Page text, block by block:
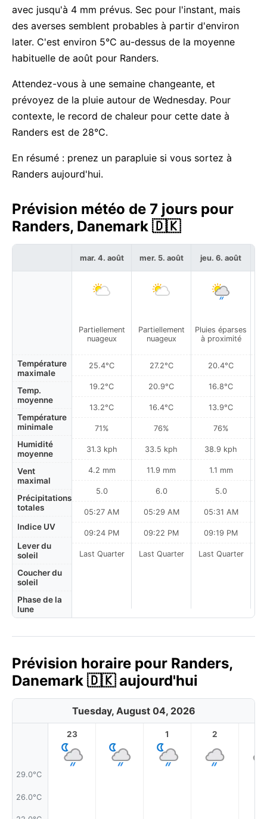
avec jusqu'à 4 mm prévus. Sec pour l'instant, mais
des averses semblent probables à partir d'environ
later. C'est environ 5°C au-dessus de la moyenne
habituelle de août pour Randers.
Attendez-vous à une semaine changeante, et
prévoyez de la pluie autour de Wednesday. Pour
contexte, le record de chaleur pour cette date à
Randers est de 28°C.
En résumé : prenez un parapluie si vous sortez à
Randers aujourd'hui.
Prévision météo de 7 jours pour
Randers, Danemark 🇩🇰
Température
maximale
Temp.
moyenne
Température
minimale
Humidité
moyenne
Vent
maximal
Précipitations
totales
Indice UV
Lever du
soleil
Coucher du
soleil
Phase de la
lune
mar. 4. août
Partiellement
nuageux
25.4°C
19.2°C
13.2°C
71%
31.3 kph
4.2 mm
5.0
05:27 AM
09:24 PM
Last Quarter
mer. 5. août
Partiellement
nuageux
27.2°C
20.9°C
16.4°C
76%
33.5 kph
11.9 mm
6.0
05:29 AM
09:22 PM
Last Quarter
jeu. 6. août
Pluies éparses
à proximité
20.4°C
16.8°C
13.9°C
76%
38.9 kph
1.1 mm
5.0
05:31 AM
09:19 PM
Last Quarter
Prévision horaire pour Randers,
Danemark 🇩🇰 aujourd'hui
Tuesday, August 04, 2026
29.0°C
26.0°C
23 1 2